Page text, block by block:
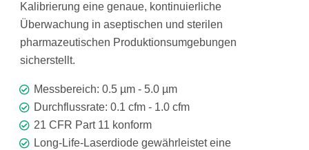
Kalibrierung eine genaue, kontinuierliche
Überwachung in aseptischen und sterilen
pharmazeutischen Produktionsumgebungen
sicherstellt.
Messbereich: 0.5 µm - 5.0 µm
Durchflussrate: 0.1 cfm - 1.0 cfm
21 CFR Part 11 konform
Long-Life-Laserdiode gewährleistet eine